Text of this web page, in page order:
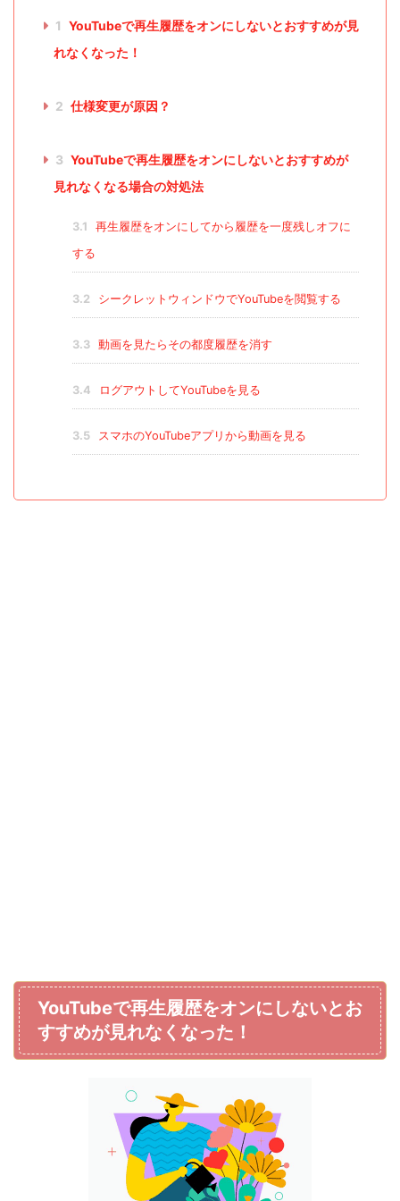
1 YouTubeで再生履歴をオンにしないとおすすめが見
れなくなった！
2 仕様変更が原因？
3 YouTubeで再生履歴をオンにしないとおすすめが
見れなくなる場合の対処法
3.1
再生履歴をオンにしてから履歴を一度残しオフに
する
3.2 シークレットウィンドウでYouTubeを閲覧する
3.3 動画を見たらその都度履歴を消す
3.4 ログアウトしてYouTubeを見る
3.5 スマホのYouTubeアプリから動画を見る
YouTubeで再生履歴をオンにしないとお
すすめが見れなくなった！